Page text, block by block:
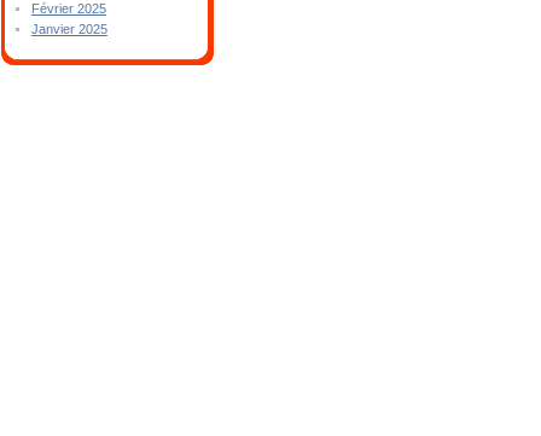
Février 2025
Janvier 2025